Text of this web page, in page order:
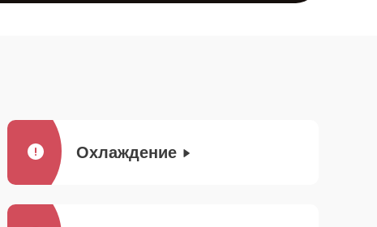
Охлаждение